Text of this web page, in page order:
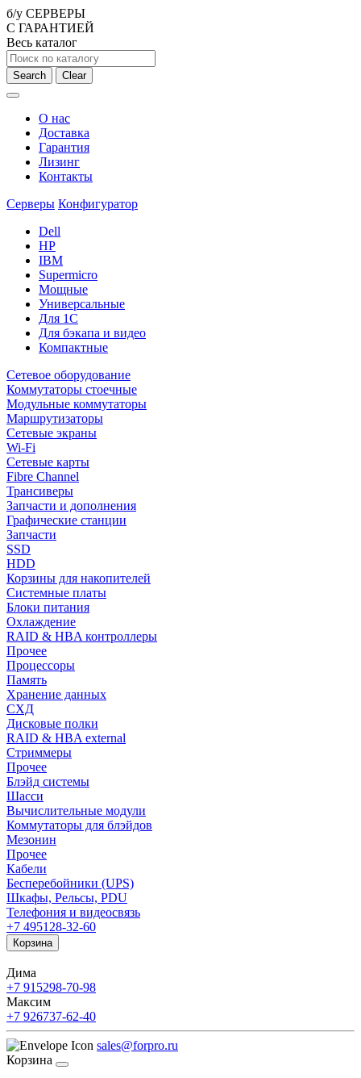
б/у СЕРВЕРЫ
С ГАРАНТИЕЙ
Весь каталог
Search Clear
О нас
Доставка
Гарантия
Лизинг
Контакты
Серверы Конфигуратор
Dell
HP
IBM
Supermicro
Мощные
Универсальные
Для 1С
Для бэкапа и видео
Компактные
Сетевое оборудование
Коммутаторы стоечные
Модульные коммутаторы
Маршрутизаторы
Сетевые экраны
Wi-Fi
Сетевые карты
Fibre Channel
Трансиверы
Запчасти и дополнения
Графические станции
Запчасти
SSD
HDD
Корзины для накопителей
Системные платы
Блоки питания
Охлаждение
RAID & HBA контроллеры
Прочее
Процессоры
Память
Хранение данных
СХД
Дисковые полки
RAID & HBA external
Стриммеры
Прочее
Блэйд системы
Шасси
Вычислительные модули
Коммутаторы для блэйдов
Мезонин
Прочее
Кабели
Бесперебойники (UPS)
Шкафы, Рельсы, PDU
Телефония и видеосвязь
+7 495128-32-60
Корзина
Дима
+7 915298-70-98
Максим
+7 926737-62-40
sales@forpro.ru
Корзина